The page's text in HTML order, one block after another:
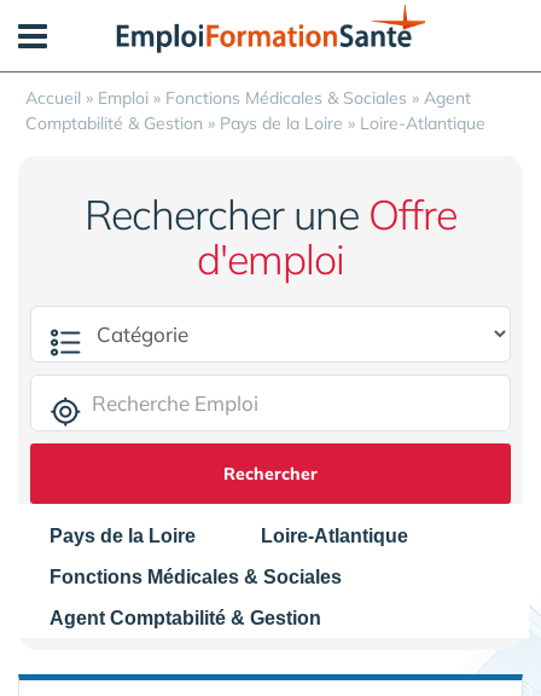
Accueil » Emploi » Fonctions Médicales & Sociales » Agent
Comptabilité & Gestion » Pays de la Loire » Loire-Atlantique
Rechercher une Offre
d'emploi
Rechercher
Pays de la Loire
Loire-Atlantique
Fonctions Médicales & Sociales
Agent Comptabilité & Gestion